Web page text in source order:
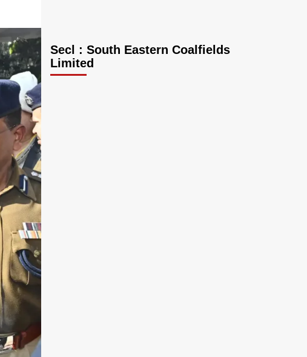
Secl : South Eastern Coalfields
Limited